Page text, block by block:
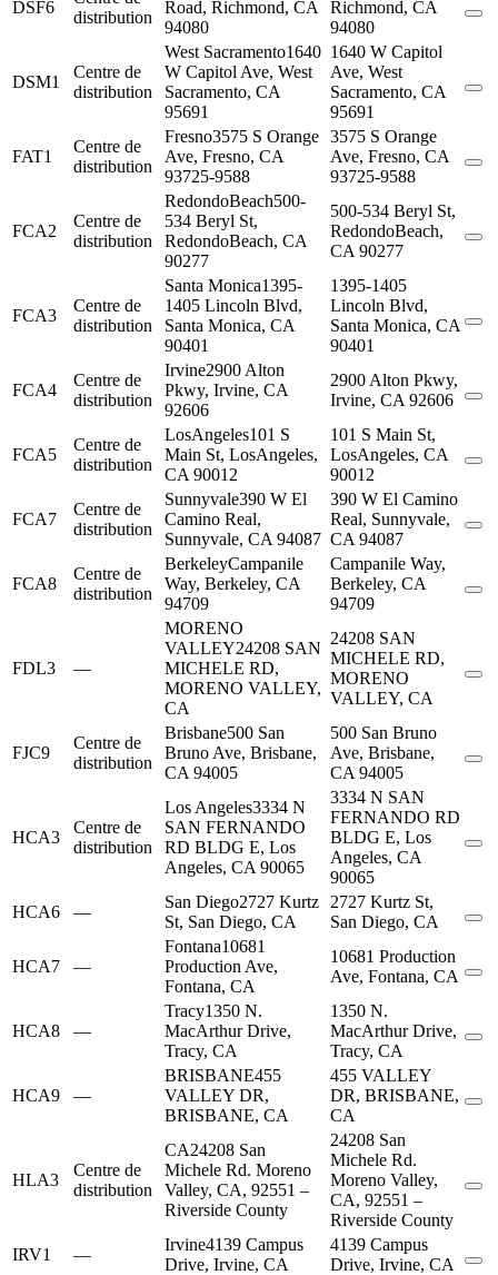
DSF6
distribution
Road, Richmond, CA
94080
Richmond, CA
94080
DSM1
Centre de
distribution
West Sacramento1640
W Capitol Ave, West
Sacramento, CA
95691
1640 W Capitol
Ave, West
Sacramento, CA
95691
FAT1
Centre de
distribution
Fresno3575 S Orange
Ave, Fresno, CA
93725-9588
3575 S Orange
Ave, Fresno, CA
93725-9588
FCA2
Centre de
distribution
RedondoBeach500-
534 Beryl St,
RedondoBeach, CA
90277
500-534 Beryl St,
RedondoBeach,
CA 90277
FCA3
Centre de
distribution
Santa Monica1395-
1405 Lincoln Blvd,
Santa Monica, CA
90401
1395-1405
Lincoln Blvd,
Santa Monica, CA
90401
FCA4
Centre de
distribution
Irvine2900 Alton
Pkwy, Irvine, CA
92606
2900 Alton Pkwy,
Irvine, CA 92606
FCA5
Centre de
distribution
LosAngeles101 S
Main St, LosAngeles,
CA 90012
101 S Main St,
LosAngeles, CA
90012
FCA7
Centre de
distribution
Sunnyvale390 W El
Camino Real,
Sunnyvale, CA 94087
390 W El Camino
Real, Sunnyvale,
CA 94087
FCA8
Centre de
distribution
BerkeleyCampanile
Way, Berkeley, CA
94709
Campanile Way,
Berkeley, CA
94709
FDL3 —
MORENO
VALLEY24208 SAN
MICHELE RD,
MORENO VALLEY,
CA
24208 SAN
MICHELE RD,
MORENO
VALLEY, CA
FJC9
Centre de
distribution
Brisbane500 San
Bruno Ave, Brisbane,
CA 94005
500 San Bruno
Ave, Brisbane,
CA 94005
HCA3
Centre de
distribution
Los Angeles3334 N
SAN FERNANDO
RD BLDG E, Los
Angeles, CA 90065
3334 N SAN
FERNANDO RD
BLDG E, Los
Angeles, CA
90065
HCA6
—
San Diego2727 Kurtz
St, San Diego, CA
2727 Kurtz St,
San Diego, CA
HCA7 —
Fontana10681
Production Ave,
Fontana, CA
10681 Production
Ave, Fontana, CA
HCA8 —
Tracy1350 N.
MacArthur Drive,
Tracy, CA
1350 N.
MacArthur Drive,
Tracy, CA
HCA9 —
BRISBANE455
VALLEY DR,
BRISBANE, CA
455 VALLEY
DR, BRISBANE,
CA
HLA3
Centre de
distribution
CA24208 San
Michele Rd. Moreno
Valley, CA, 92551 –
Riverside County
24208 San
Michele Rd.
Moreno Valley,
CA, 92551 –
Riverside County
IRV1
—
Irvine4139 Campus
Drive, Irvine, CA
4139 Campus
Drive, Irvine, CA